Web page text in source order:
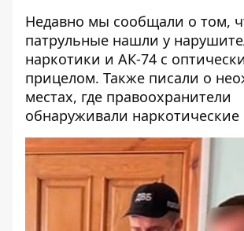
Недавно мы сообщали о том,
патрульные нашли у
наркотики и АК-74 с
прицелом. Также писали о
местах, где правоохранители
обнаруживали наркотические